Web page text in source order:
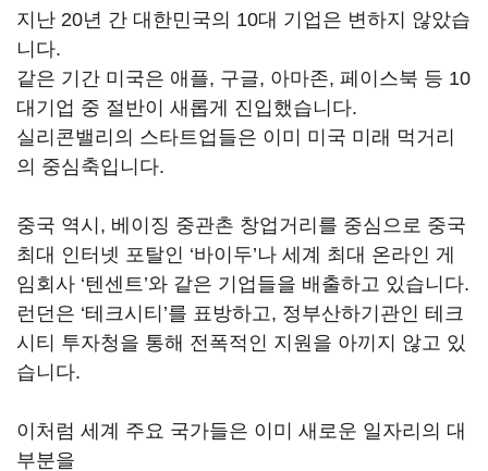
지난 20년 간 대한민국의 10대 기업은 변하지 않았습
니다.
같은 기간 미국은 애플, 구글, 아마존, 페이스북 등 10
대기업 중 절반이 새롭게 진입했습니다.
실리콘밸리의 스타트업들은 이미 미국 미래 먹거리
의 중심축입니다.
중국 역시, 베이징 중관촌 창업거리를 중심으로 중국
최대 인터넷 포탈인 ‘바이두’나 세계 최대 온라인 게
임회사 ‘텐센트’와 같은 기업들을 배출하고 있습니다.
런던은 ‘테크시티’를 표방하고, 정부산하기관인 테크
시티 투자청을 통해 전폭적인 지원을 아끼지 않고 있
습니다.
이처럼 세계 주요 국가들은 이미 새로운 일자리의 대
부분을